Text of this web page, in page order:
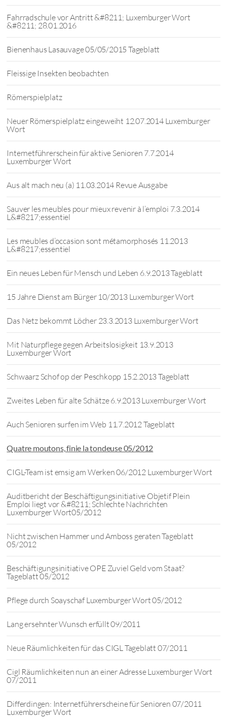
Fahrradschule vor Antritt &#8211; Luxemburger Wort
&#8211; 28.01.2016
Bienenhaus Lasauvage 05/05/2015 Tageblatt
Fleissige Insekten beobachten
Römerspielplatz
Neuer Römerspielplatz eingeweiht 12.07.2014 Luxemburger
Wort
Internetführerschein für aktive Senioren 7.7.2014
Luxemburger Wort
Aus alt mach neu (a) 11.03.2014 Revue Ausgabe
Sauver les meubles pour mieux revenir à l’emploi 7.3.2014
L&#8217;essentiel
Les meubles d’occasion sont métamorphosés 11.2013
L&#8217;essentiel
Ein neues Leben für Mensch und Leben 6.9.2013 Tageblatt
15 Jahre Dienst am Bürger 10/2013 Luxemburger Wort
Das Netz bekommt Löcher 23.3.2013 Luxemburger Wort
Mit Naturpflege gegen Arbeitslosigkeit 13.9.2013
Luxemburger Wort
Schwaarz Schof op der Peschkopp 15.2.2013 Tageblatt
Zweites Leben für alte Schätze 6.9.2013 Luxemburger Wort
Auch Senioren surfen im Web 11.7.2012 Tageblatt
Quatre moutons, finie la tondeuse 05/2012
CIGL-Team ist emsig am Werken 06/2012 Luxemburger Wort
Auditbericht der Beschäftigungsinitiative Objetif Plein
Emploi liegt vor &#8211; Schlechte Nachrichten
Luxemburger Wort05/2012
Nicht zwischen Hammer und Amboss geraten Tageblatt
05/2012
Beschäftigungsinitiative OPE Zuviel Geld vom Staat?
Tageblatt 05/2012
Pflege durch Soayschaf Luxemburger Wort 05/2012
Lang ersehnter Wunsch erfüllt 09/2011
Neue Räumlichkeiten für das CIGL Tageblatt 07/2011
Cigl Räumlichkeiten nun an einer Adresse Luxemburger Wort
07/2011
Differdingen: Internetführerscheine für Senioren 07/2011
Luxemburger Wort